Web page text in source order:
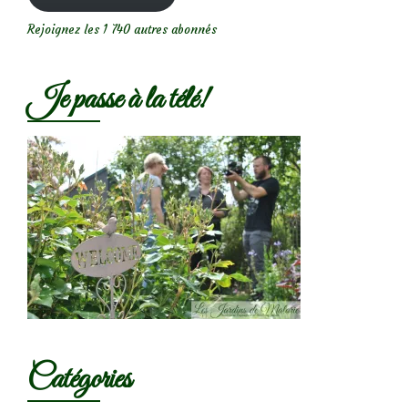
Rejoignez les 1 740 autres abonnés
Je passe à la télé!
Catégories